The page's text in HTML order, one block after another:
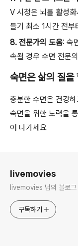
V 시청은 뇌를 활성
들기 최소 1시간 전
8. 전문가의 도움: 숙
속될 경우 수면 전문
숙면은 삶의 질을
충분한 수면은 건강
숙면을 위한 노력을
어 나가세요
livemovies
livemovies 님의 블로그
구독하기